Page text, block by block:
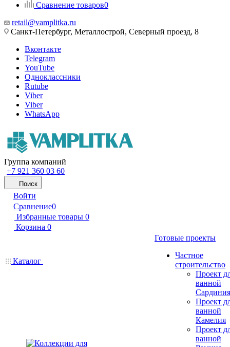
Сравнение товаров0
retail@vamplitka.ru
Санкт-Петербург, Металлострой, Северный проезд, 8
Вконтакте
Telegram
YouTube
Одноклассники
Rutube
Viber
Viber
WhatsApp
Группа компаний
+7 921 360 03 60
Поиск
Войти
Сравнение0
Избранные товары 0
Корзина 0
Каталог
Готовые проекты
Частное
строительство
Проект
ванной
Сардиния
Проект
ванной
Камелия
Проект
ванной